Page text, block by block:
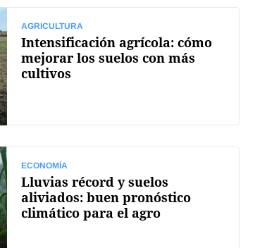
AGRICULTURA
Intensificación agrícola: cómo
mejorar los suelos con más
cultivos
ECONOMÍA
Lluvias récord y suelos
aliviados: buen pronóstico
climático para el agro